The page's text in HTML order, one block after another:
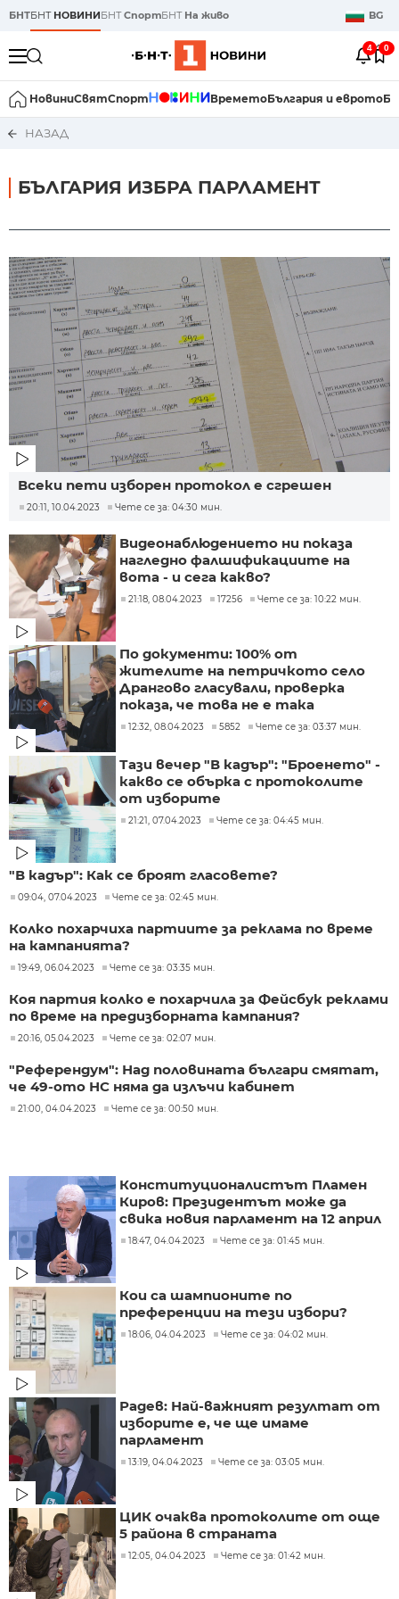
БНТБНТ НОВИНИБНТСпортБНТ На живо BG
4 0
НовиниСвятСпорт ВреметоБългария и еврото
НАЗАД
БЪЛГАРИЯ ИЗБРА ПАРЛАМЕНТ
Всеки пети изборен протокол е сгрешен
20:11, 10.04.2023 Чете се за: 04:30 мин.
Видеонаблюдението ни показа
нагледно фалшификациите на
вота - и сега какво?
21:18, 08.04.2023 17256 Чете се за: 10:22 мин.
По документи: 100% от
жителите на петричкото село
Дрангово гласували, проверка
показа, че това не е така
12:32, 08.04.2023 5852 Чете се за: 03:37 мин.
Тази вечер "В кадър": "Броенето" -
какво се обърка с протоколите
от изборите
21:21, 07.04.2023 Чете се за: 04:45 мин.
"В кадър": Как се броят гласовете?
09:04, 07.04.2023 Чете се за: 02:45 мин.
Колко похарчиха партиите за реклама по време
на кампанията?
19:49, 06.04.2023 Чете се за: 03:35 мин.
Коя партия колко е похарчила за Фейсбук реклами
по време на предизборната кампания?
20:16, 05.04.2023 Чете се за: 02:07 мин.
"Референдум": Над половината българи смятат,
че 49-ото НС няма да излъчи кабинет
21:00, 04.04.2023 Чете се за: 00:50 мин.
Конституционалистът Пламен
Киров: Президентът може да
свика новия парламент на 12 април
18:47, 04.04.2023 Чете се за: 01:45 мин.
Кои са шампионите по
преференции на тези избори?
18:06, 04.04.2023 Чете се за: 04:02 мин.
Радев: Най-важният резултат от
изборите е, че ще имаме
парламент
13:19, 04.04.2023 Чете се за: 03:05 мин.
ЦИК очаква протоколите от още
5 района в страната
12:05, 04.04.2023 Чете се за: 01:42 мин.